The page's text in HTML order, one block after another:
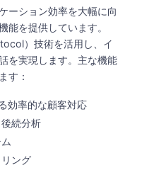
ーション効率を大幅に向
能を提供しています。
）技術を活用し、イ
を実現します。主な機能
す：
効率的な顧客対応
続分析
ング